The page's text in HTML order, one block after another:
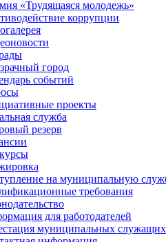
«Трудящаяся молодежь»
коррупции
город
событий
проекты
служба
резерв
на муниципальную
требования
для работодателей
муниципальных служащих